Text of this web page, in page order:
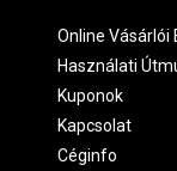
Online Vásárlói
Használati
Kuponok
Kapcsolat
Céginfo